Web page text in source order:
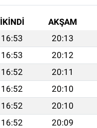
İKINDI AKŞAM
16:53 20:13
16:53 20:12
16:52 20:11
16:52 20:10
16:52 20:10
16:52 20:09